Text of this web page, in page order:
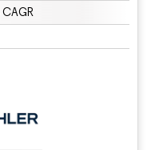
CAGR
BY 4.0の表示が必要です。